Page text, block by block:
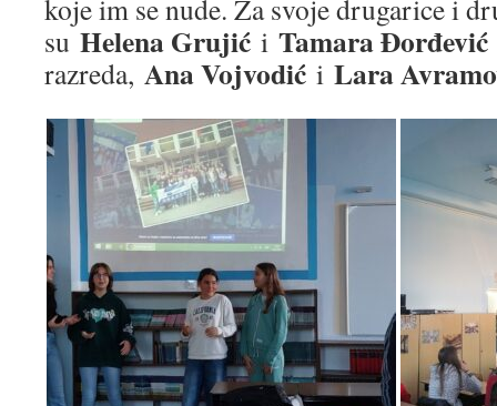
koje im se nude. Za svoje drugarice i
su Helena Grujić i Tamara Đorđević
razreda, Ana Vojvodić i Lara